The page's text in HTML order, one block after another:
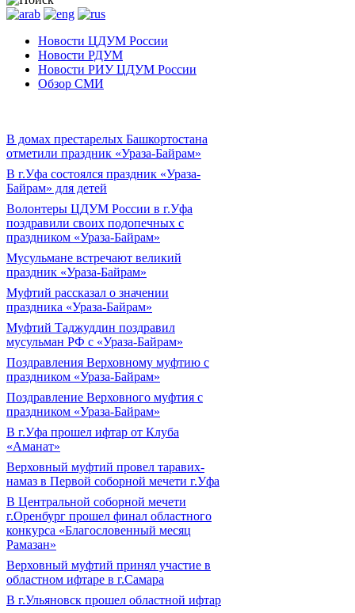
Новости ЦДУМ России
Новости РДУМ
Новости РИУ ЦДУМ России
Обзор СМИ
В домах престарелых Башкортостана
отметили праздник «Ураза-Байрам»
В г.Уфа состоялся праздник «Ураза-
Байрам» для детей
Волонтеры ЦДУМ России в г.Уфа
поздравили своих подопечных с
праздником «Ураза-Байрам»
Мусульмане встречают великий
праздник «Ураза-Байрам»
Муфтий рассказал о значении
праздника «Ураза-Байрам»
Муфтий Таджуддин поздравил
мусульман РФ с «Ураза-Байрам»
Поздравления Верховному муфтию с
праздником «Ураза-Байрам»
Поздравление Верховного муфтия с
праздником «Ураза-Байрам»
В г.Уфа прошел ифтар от Клуба
«Аманат»
Верховный муфтий провел таравих-
намаз в Первой соборной мечети г.Уфа
В Центральной соборной мечети
г.Оренбург прошел финал областного
конкурса «Благословенный месяц
Рамазан»
Верховный муфтий принял участие в
областном ифтаре в г.Самара
В г.Ульяновск прошел областной ифтар